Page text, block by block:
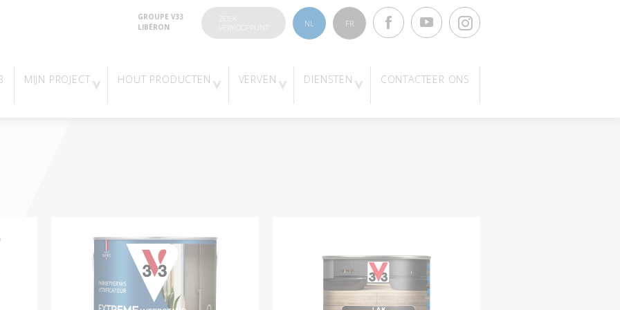
MIJN PROJECT HOUT PRODUCTEN VERVEN DIENSTEN CONTACTEER ONS
GROUPE V33
LIBÉRON
NL FR FacebookYoutubeInstagram